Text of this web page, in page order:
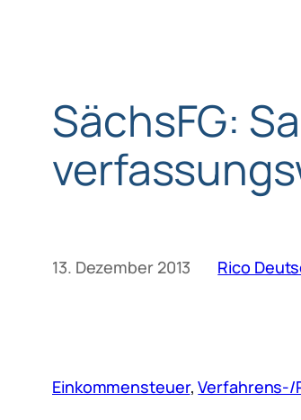
SächsFG:
13. Dezember 2013 Rico
Einkommensteuer, Verfahrens-/